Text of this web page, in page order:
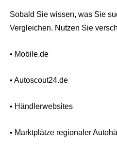
Sobald Sie wissen, was Sie
Vergleichen. Nutzen Sie
• Mobile.de
• Autoscout24.de
• Händlerwebsites
• Marktplätze regionaler